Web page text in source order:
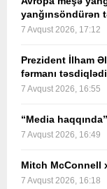
yanğınsöndürən
7 Avqust 2026, 17:12
Prezident İlham
fərmanı təsdiqlədi
7 Avqust 2026, 16:55
“Media
7 Avqust 2026, 16:49
Mitch McConnell
7 Avqust 2026, 16:18